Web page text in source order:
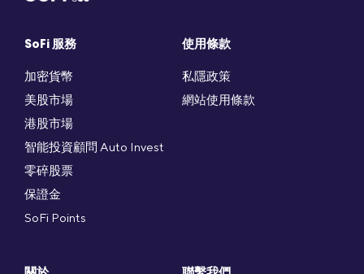
SoFi 服務
加密貨幣
美股市場
港股市場
智能投資顧問 Auto Invest
零碎股票
保證金
SoFi Points
使用條款
私隱政策
網站使用條款